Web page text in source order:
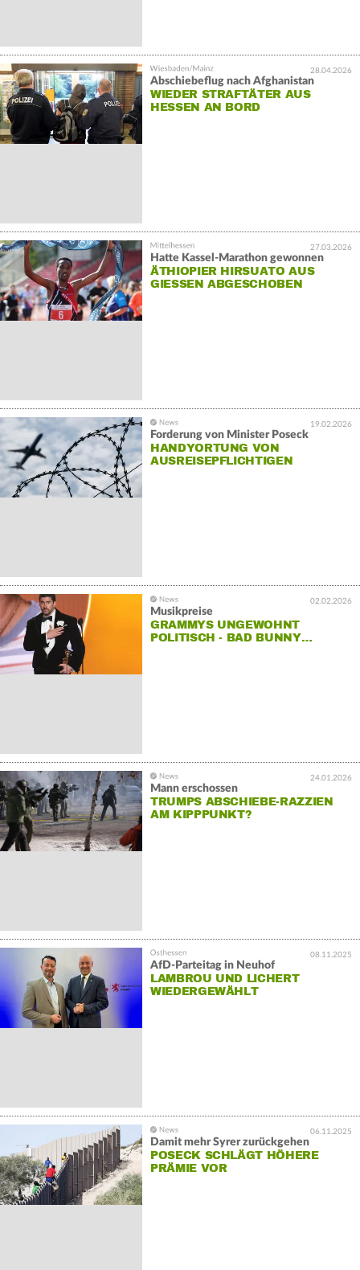
28.04.2026
Abschiebeflug nach Afghanistan
WIEDER STRAFTÄTER AUS
HESSEN AN BORD
27.03.2026
Hatte Kassel-Marathon gewonnen
ÄTHIOPIER HIRSUATO AUS
GIESSEN ABGESCHOBEN
19.02.2026
Forderung von Minister Poseck
HANDYORTUNG VON
AUSREISEPFLICHTIGEN
02.02.2026
Musikpreise
GRAMMYS UNGEWOHNT
POLITISCH - BAD BUNNY…
24.01.2026
Mann erschossen
TRUMPS ABSCHIEBE-RAZZIEN
AM KIPPPUNKT?
08.11.2025
AfD-Parteitag in Neuhof
LAMBROU UND LICHERT
WIEDERGEWÄHLT
06.11.2025
Damit mehr Syrer zurückgehen
POSECK SCHLÄGT HÖHERE
PRÄMIE VOR